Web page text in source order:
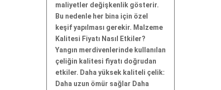
maliyetler değişkenlik gösterir.
Bu nedenle her bina için özel
keşif yapılması gerekir. Malzeme
Kalitesi Fiyatı Nasıl Etkiler?
Yangın merdivenlerinde kullanılan
çeliğin kalitesi fiyatı doğrudan
etkiler. Daha yüksek kaliteli çelik:
Daha uzun ömür sağlar Daha